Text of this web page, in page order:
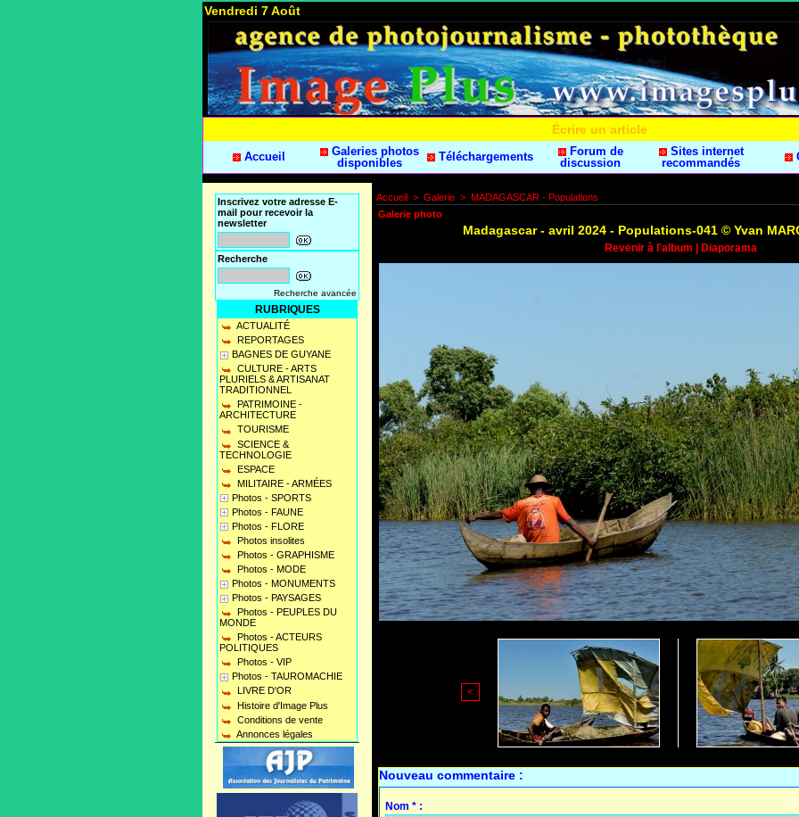
Vendredi 7 Août
Écrire un article
Accueil
Galeries photos
disponibles
Téléchargements
Forum de
discussion
Sites internet
recommandés
Inscrivez votre adresse E-
mail pour recevoir la
newsletter
Recherche
Recherche avancée
RUBRIQUES
ACTUALITÉ
REPORTAGES
BAGNES DE GUYANE
CULTURE - ARTS
PLURIELS & ARTISANAT
TRADITIONNEL
PATRIMOINE -
ARCHITECTURE
TOURISME
SCIENCE &
TECHNOLOGIE
ESPACE
MILITAIRE - ARMÉES
Photos - SPORTS
Photos - FAUNE
Photos - FLORE
Photos insolites
Photos - GRAPHISME
Photos - MODE
Photos - MONUMENTS
Photos - PAYSAGES
Photos - PEUPLES DU
MONDE
Photos - ACTEURS
POLITIQUES
Photos - VIP
Photos - TAUROMACHIE
LIVRE D'OR
Histoire d'Image Plus
Conditions de vente
Annonces légales
Accueil > Galerie > MADAGASCAR - Populations
Galerie photo
Madagascar - avril 2024 - Populations-041 © Yvan
Revenir à l'album Diaporama
<
Nouveau commentaire :
Nom * :